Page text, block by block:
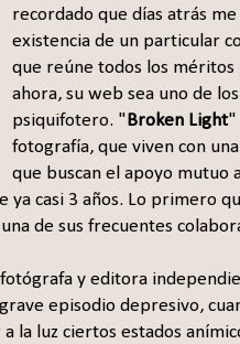
recordado que días atrás
existencia de un particular
que reúne todos los
ahora, su web sea uno de
psiquifotero. "Broken Light"
fotografía, que viven con
que buscan el apoyo mutuo
ya casi 3 años. Lo primero
de sus frecuentes
y editora
episodio depresivo,
a la luz ciertos estados